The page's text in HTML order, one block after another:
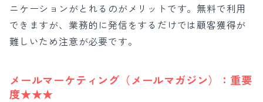
ニケーションがとれるのがメリットです。無料で利用
できますが、業務的に発信をするだけでは顧客獲得が
難しいため注意が必要です。
メールマーケティング（メールマガジン）： 重要
度★★★